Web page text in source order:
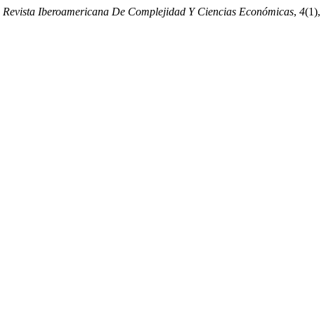
Revista Iberoamericana De Complejidad Y Ciencias Económicas, 4(1),